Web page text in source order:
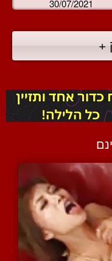
30/07/2021
+